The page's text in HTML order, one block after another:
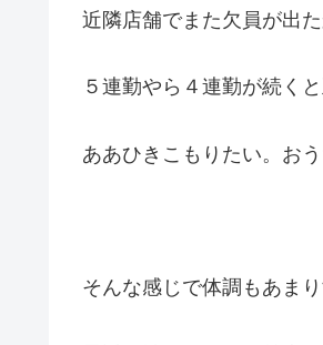
近隣店舗でまた欠員が出
５連勤やら４連勤が続く
ああひきこもりたい。おう
そんな感じで体調もあまり